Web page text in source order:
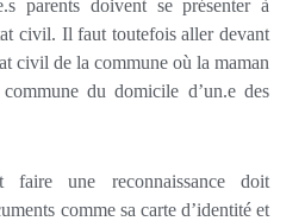
parents doivent se présenter à
civil. Il faut toutefois aller devant
civil de la commune où la maman
du domicile d’un.e des
faire une reconnaissance doit
comme sa carte d’identité et